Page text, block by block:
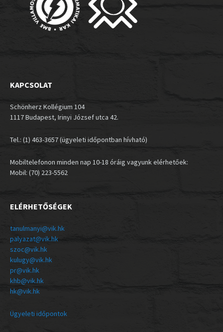
KAPCSOLAT
Schönherz Kollégium 104
1117 Budapest, Irinyi József utca 42.
Tel.: (1) 463-3657 (ügyeleti időpontban hívható)
Mobiltelefonon minden nap 10-18 óráig vagyunk elérhetőek:
Mobil: (70) 223-5562
ELÉRHETŐSÉGEK
tanulmanyi@vik.hk
palyazat@vik.hk
szoc@vik.hk
kulugy@vik.hk
pr@vik.hk
khb@vik.hk
hk@vik.hk
Ügyeleti időpontok